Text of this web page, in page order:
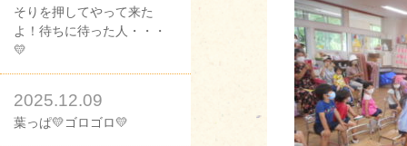
そりを押してやって来た
よ！待ちに待った人・・・
💛
2025.12.09
葉っぱ💛ゴロゴロ💛